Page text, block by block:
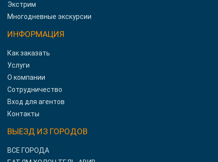
Экстрим
Многодневные экскурсии
ИНФОРМАЦИЯ
Как заказать
Услуги
О компании
Сотрудничество
Вход для агентов
Контакты
ВЫЕЗД ИЗ ГОРОДОВ
ВСЕ ГОРОДА